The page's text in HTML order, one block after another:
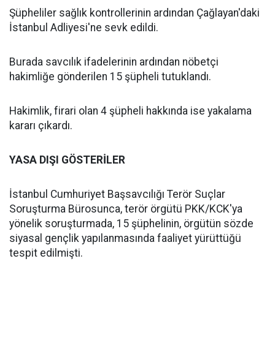
Şüpheliler sağlık kontrollerinin ardından Çağlayan'daki
İstanbul Adliyesi'ne sevk edildi.
Burada savcılık ifadelerinin ardından nöbetçi
hakimliğe gönderilen 15 şüpheli tutuklandı.
Hakimlik, firari olan 4 şüpheli hakkında ise yakalama
kararı çıkardı.
YASA DIŞI GÖSTERİLER
İstanbul Cumhuriyet Başsavcılığı Terör Suçlar
Soruşturma Bürosunca, terör örgütü PKK/KCK'ya
yönelik soruşturmada, 15 şüphelinin, örgütün sözde
siyasal gençlik yapılanmasında faaliyet yürüttüğü
tespit edilmişti.